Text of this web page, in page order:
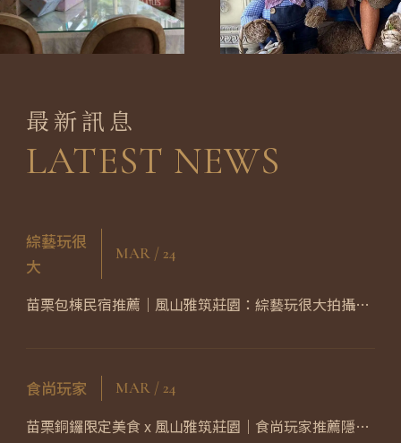
最新訊息
LATEST NEWS
綜藝玩很
大
MAR / 24
苗栗包棟民宿推薦｜風山雅筑莊園：綜藝玩很大拍攝
食尚玩家 MAR / 24
苗栗銅鑼限定美食 x 風山雅筑莊園｜食尚玩家推薦隱藏